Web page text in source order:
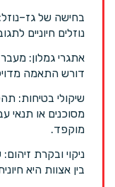
בחישה של
נוזלים חיוניים
אתגרי גמלון:
דורש התאמה
שיקולי בטיחות:
מסוכנים או תנאי
מוקפד.
ניקוי ובקרת
בין אצוות היא